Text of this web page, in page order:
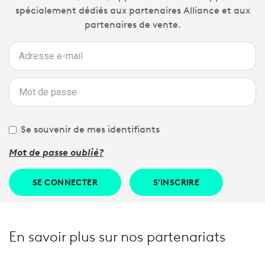
spécialement dédiés aux partenaires Alliance et aux
partenaires de vente.
Se souvenir de mes identifiants
Mot de passe oublié?
SE CONNECTER S'INSCRIRE
En savoir plus sur nos partenariats